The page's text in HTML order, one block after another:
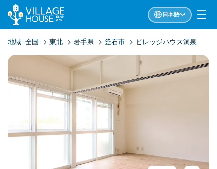
日本語
地域: 全国 東北 岩手県 釜石市 ビレッジハウス洞泉